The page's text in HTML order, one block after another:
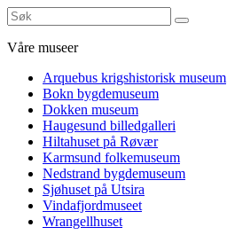
Våre museer
Arquebus krigshistorisk museum
Bokn bygdemuseum
Dokken museum
Haugesund billedgalleri
Hiltahuset på Røvær
Karmsund folkemuseum
Nedstrand bygdemuseum
Sjøhuset på Utsira
Vindafjordmuseet
Wrangellhuset